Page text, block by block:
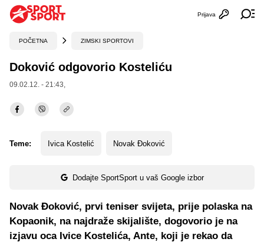
Otvori
Prijava
POČETNA ZIMSKI SPORTOVI
Doković odgovorio Kosteliću
09.02.12. - 21:43,
Teme: Ivica Kostelić Novak Đoković
Dodajte SportSport u vaš Google izbor
Novak Đoković, prvi teniser svijeta, prije polaska na
Kopaonik, na najdraže skijalište, dogovorio je na
izjavu oca Ivice Kostelića, Ante, koji je rekao da